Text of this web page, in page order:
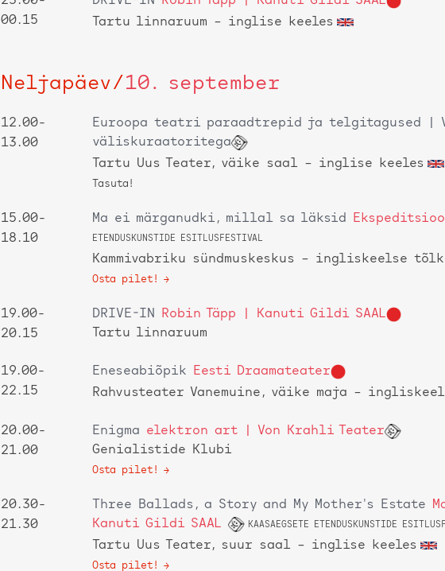
00.15
Tartu linnaruum
– inglise keeles
Neljapäev/ 10. september
12.00-
13.00
Euroopa teatri paraadtrepid ja telgitagused |
väliskuraatoritega
Tartu Uus Teater, väike saal – inglise keeles
Tasuta!
15.00-
18.10
Ma ei märganudki, millal sa läksid
ETENDUSKUNSTIDE ESITLUSFESTIVAL
Kammivabriku sündmuskeskus – ingliskeelse
Osta pilet!
19.00-
20.15
DRIVE-IN
Robin Täpp | Kanuti Gildi SAAL
Tartu linnaruum
19.00-
22.15
Eneseabiõpik
Eesti Draamateater
Rahvusteater Vanemuine, väike maja
–
20.00-
21.00
Enigma
elektron art | Von Krahli Teater
Genialistide Klubi
Osta pilet!
20.30-
21.30
Three Ballads, a Story and My Mother's Estate
Kanuti Gildi SAAL
KAASAEGSETE ETENDUSKUNSTIDE
Tartu Uus Teater, suur saal – inglise keeles
Osta pilet!